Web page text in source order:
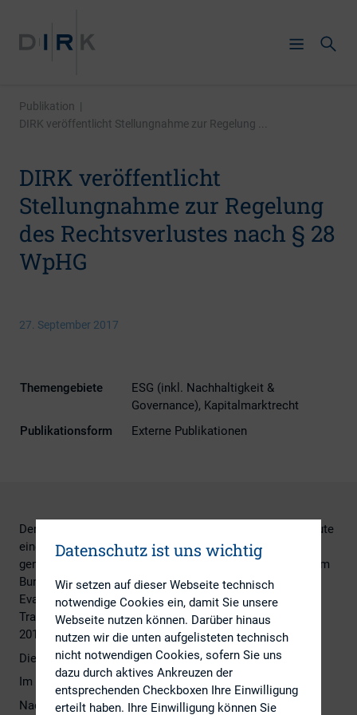
Publikation |
DIRK veröffentlicht Stellungnahme zur Regelung ...
DIRK veröffentlicht
Stellungnahme zur Regelung
des Rechtsverlustes nach § 28
WpHG
27. September 2017
Themengebiete
ESG (inkl. Nachhaltigkeit &
Governance), Kapitalmarktrecht
Publikationsform
Externe Publikationen
Der DIRK – Deutscher Investor Relations Verband hat heute
eine Stellungnahme zur Regelung des Rechtsverlustes
gemäß § 28 WpHG veröffentlicht. Hintergrund ist eine vom
Bundesministerium für Finanzen (BMF) durchgeführte
Evaluierung des Gesetzes zur Umsetzung der
Transparenzrichtlinie-Änderungsrichtlinie vom November
2015.
Die vollständige Stellungnahme finden Siehier.
Im Kern geht es dabei um folgende Frage:
Nach dem im November 2015 eingeführten § 28 WpHG
Datenschutz ist uns wichtig
Wir setzen auf dieser Webseite technisch
notwendige Cookies ein, damit Sie unsere
Webseite nutzen können. Darüber hinaus
nutzen wir die unten aufgelisteten technisch
nicht notwendigen Cookies, sofern Sie uns
dazu durch aktives Ankreuzen der
entsprechenden Checkboxen Ihre Einwilligung
erteilt haben. Ihre Einwilligung können Sie